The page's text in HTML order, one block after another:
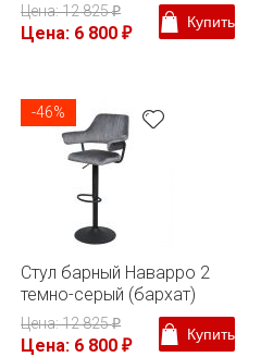
Цена: 12 825₽
Цена: 6 800₽
Купить
-46%
Стул барный Наварро 2
темно-серый (бархат)
Цена: 12 825₽
Цена: 6 800₽
Купить